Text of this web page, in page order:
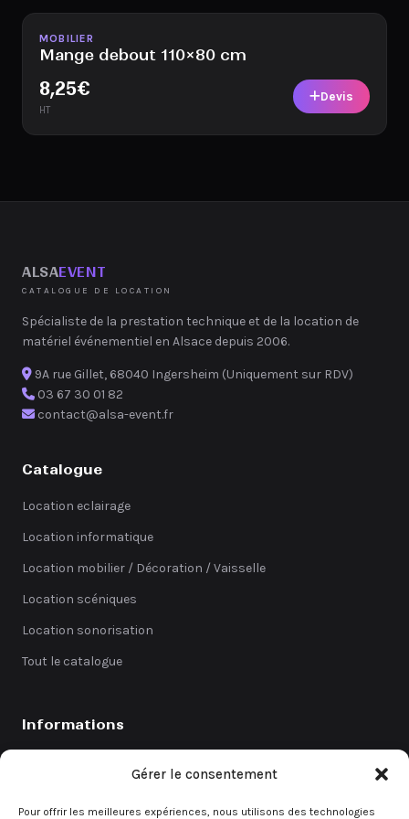
Gérer le consentement
Pour offrir les meilleures expériences, nous utilisons des technologies
Disponible
MOBILIER
Mange debout 110×80 cm
8,25€
HT
Devis
ALSAEVENT
CATALOGUE DE LOCATION
Spécialiste de la prestation technique et de la location de
matériel événementiel en Alsace depuis 2006.
9A rue Gillet, 68040 Ingersheim (Uniquement sur RDV)
03 67 30 01 82
contact@alsa-event.fr
Catalogue
Location eclairage
Location informatique
Location mobilier / Décoration / Vaisselle
Location scéniques
Location sonorisation
Tout le catalogue
Informations